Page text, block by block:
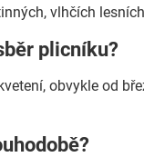
vlhčích
plicníku?
obvykle od